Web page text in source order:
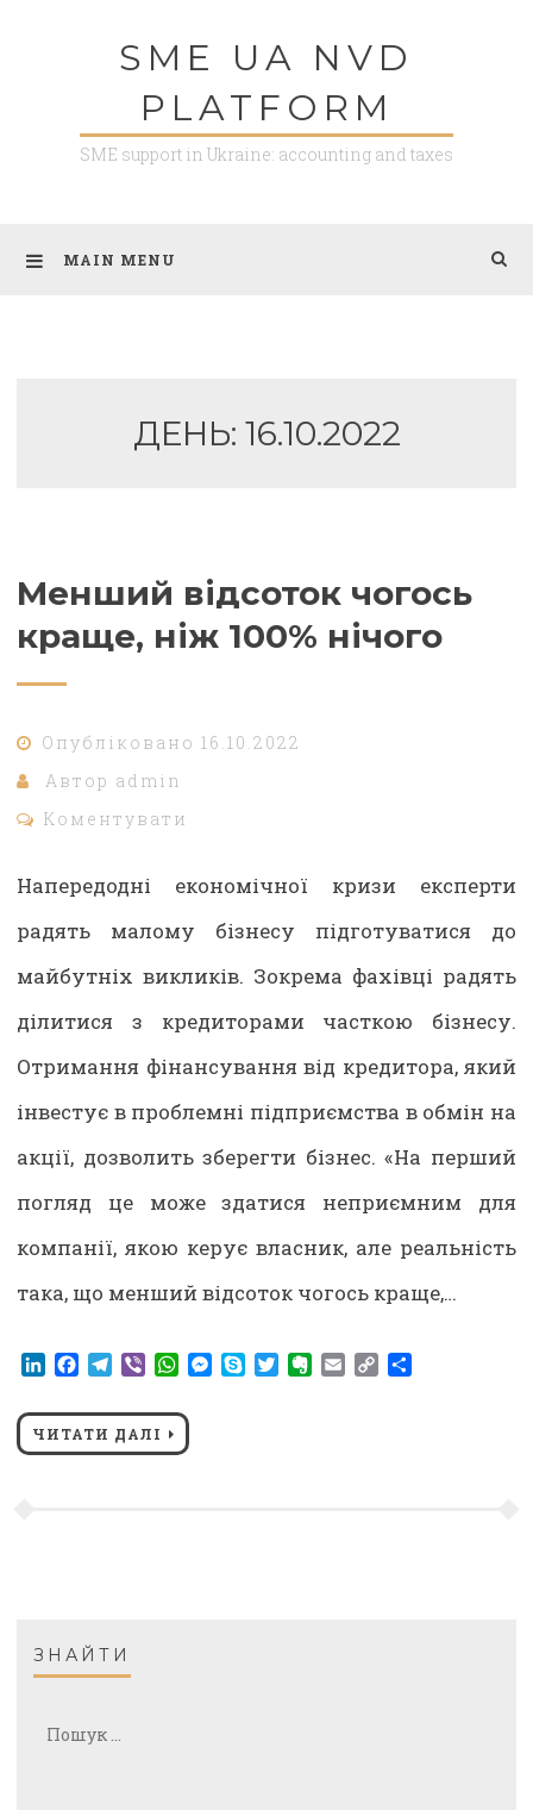
SME UA NVD
PLATFORM
SME support in Ukraine: accounting and taxes
MAIN MENU
ДЕНЬ: 16.10.2022
Менший відсоток чогось
краще, ніж 100% нічого
Опубліковано 16.10.2022
Автор admin
Коментувати
Напередодні економічної кризи експерти
радять малому бізнесу підготуватися до
майбутніх викликів. Зокрема фахівці радять
ділитися з кредиторами часткою бізнесу.
Отримання фінансування від кредитора, який
інвестує в проблемні підприємства в обмін на
акції, дозволить зберегти бізнес. «На перший
погляд це може здатися неприємним для
компанії, якою керує власник, але реальність
така, що менший відсоток чогось краще,…
LinkedIn
Facebook
Telegram
ViberWhatsApp
Messenger
SkypeTwitterEvernote
EmailCopy
ЧИТАТИ ДАЛІ
ЗНАЙТИ